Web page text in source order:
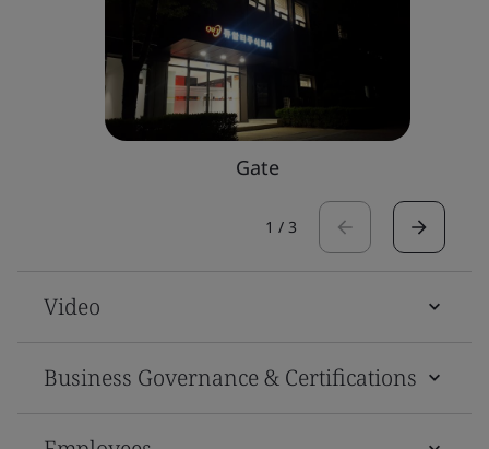
Gate
1 / 3
Video
Business Governance & Certifications